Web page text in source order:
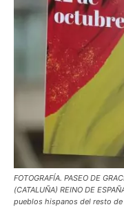
FOTOGRAFÍA. PASEO DE
(CATALUÑA) REINO DE
pueblos hispanos del resto